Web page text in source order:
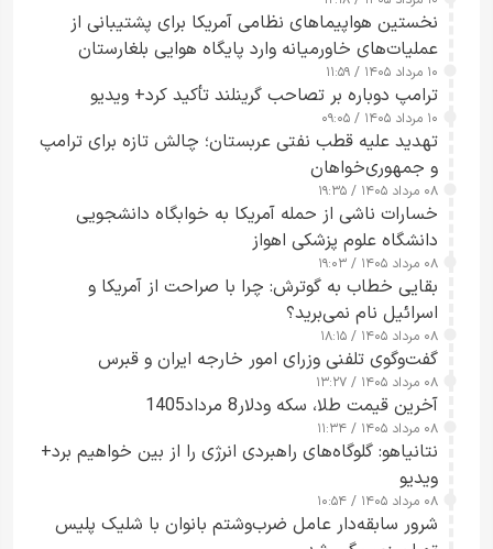
نخستین هواپیماهای نظامی آمریکا برای پشتیبانی از
عملیات‌های خاورمیانه وارد پایگاه هوایی بلغارستان
شدند
۱۰ مرداد ۱۴۰۵ / ۱۱:۵۹
ترامپ دوباره بر تصاحب گرینلند تأکید کرد+ ویدیو
۱۰ مرداد ۱۴۰۵ / ۰۹:۰۵
تهدید علیه قطب نفتی عربستان؛ چالش تازه برای ترامپ
و جمهوری‌خواهان
۰۸ مرداد ۱۴۰۵ / ۱۹:۳۵
خسارات ناشی از حمله آمریکا به خوابگاه دانشجویی
دانشگاه علوم پزشکی اهواز
۰۸ مرداد ۱۴۰۵ / ۱۹:۰۳
بقایی خطاب به گوترش: چرا با صراحت از آمریکا و
اسرائیل نام نمی‌برید؟
۰۸ مرداد ۱۴۰۵ / ۱۸:۱۵
گفت‌وگوی تلفنی وزرای امور خارجه ایران و قبرس
۰۸ مرداد ۱۴۰۵ / ۱۳:۲۷
آخرین قیمت طلا، سکه ودلار8 مرداد1405
۰۸ مرداد ۱۴۰۵ / ۱۱:۳۴
نتانیاهو: گلوگاه‌های راهبردی انرژی را از بین خواهیم برد+
ویدیو
۰۸ مرداد ۱۴۰۵ / ۱۰:۵۴
شرور سابقه‌دار عامل ضرب‌وشتم بانوان با شلیک پلیس